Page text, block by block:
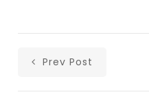
Prev Post